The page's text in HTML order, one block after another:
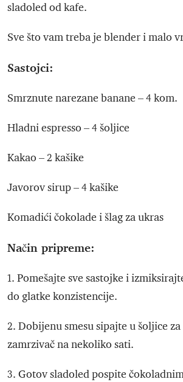
sladoled od kafe.
Sve što vam treba je blender i malo
Sastojci:
Smrznute narezane banane – 4 kom.
Hladni espresso – 4 šoljice
Kakao – 2 kašike
Javorov sirup – 4 kašike
Komadići čokolade i šlag za ukras
Način pripreme:
1. Pomešajte sve sastojke i
do glatke konzistencije.
2. Dobijenu smesu sipajte u šoljice
zamrzivač na nekoliko sati.
3. Gotov sladoled pospite